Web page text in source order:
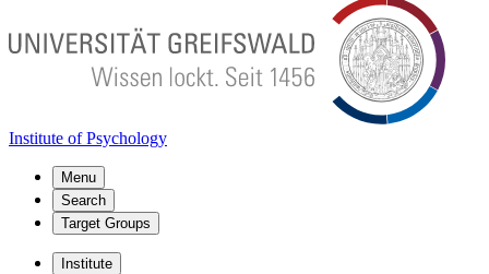
Institute of Psychology
Menu
Search
Target Groups
Institute